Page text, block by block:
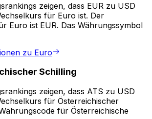
zeigen, dass EUR zu USD
für Euro ist. Der
Euro ist EUR. Das Währungssymbol
zu Euro
Schilling
zeigen, dass ATS zu USD
für Österreichischer
für Österreichische